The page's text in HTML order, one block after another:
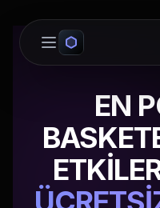
Open main menu
EN